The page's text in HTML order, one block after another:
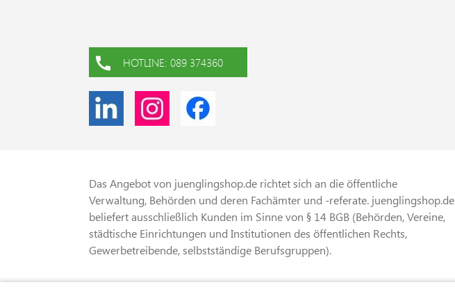
HOTLINE: 089 374360
Das Angebot von juenglingshop.de richtet sich an die öffentliche
Verwaltung, Behörden und deren Fachämter und -referate. juenglingshop.de
beliefert ausschließlich Kunden im Sinne von § 14 BGB (Behörden, Vereine,
städtische Einrichtungen und Institutionen des öffentlichen Rechts,
Gewerbetreibende, selbstständige Berufsgruppen).